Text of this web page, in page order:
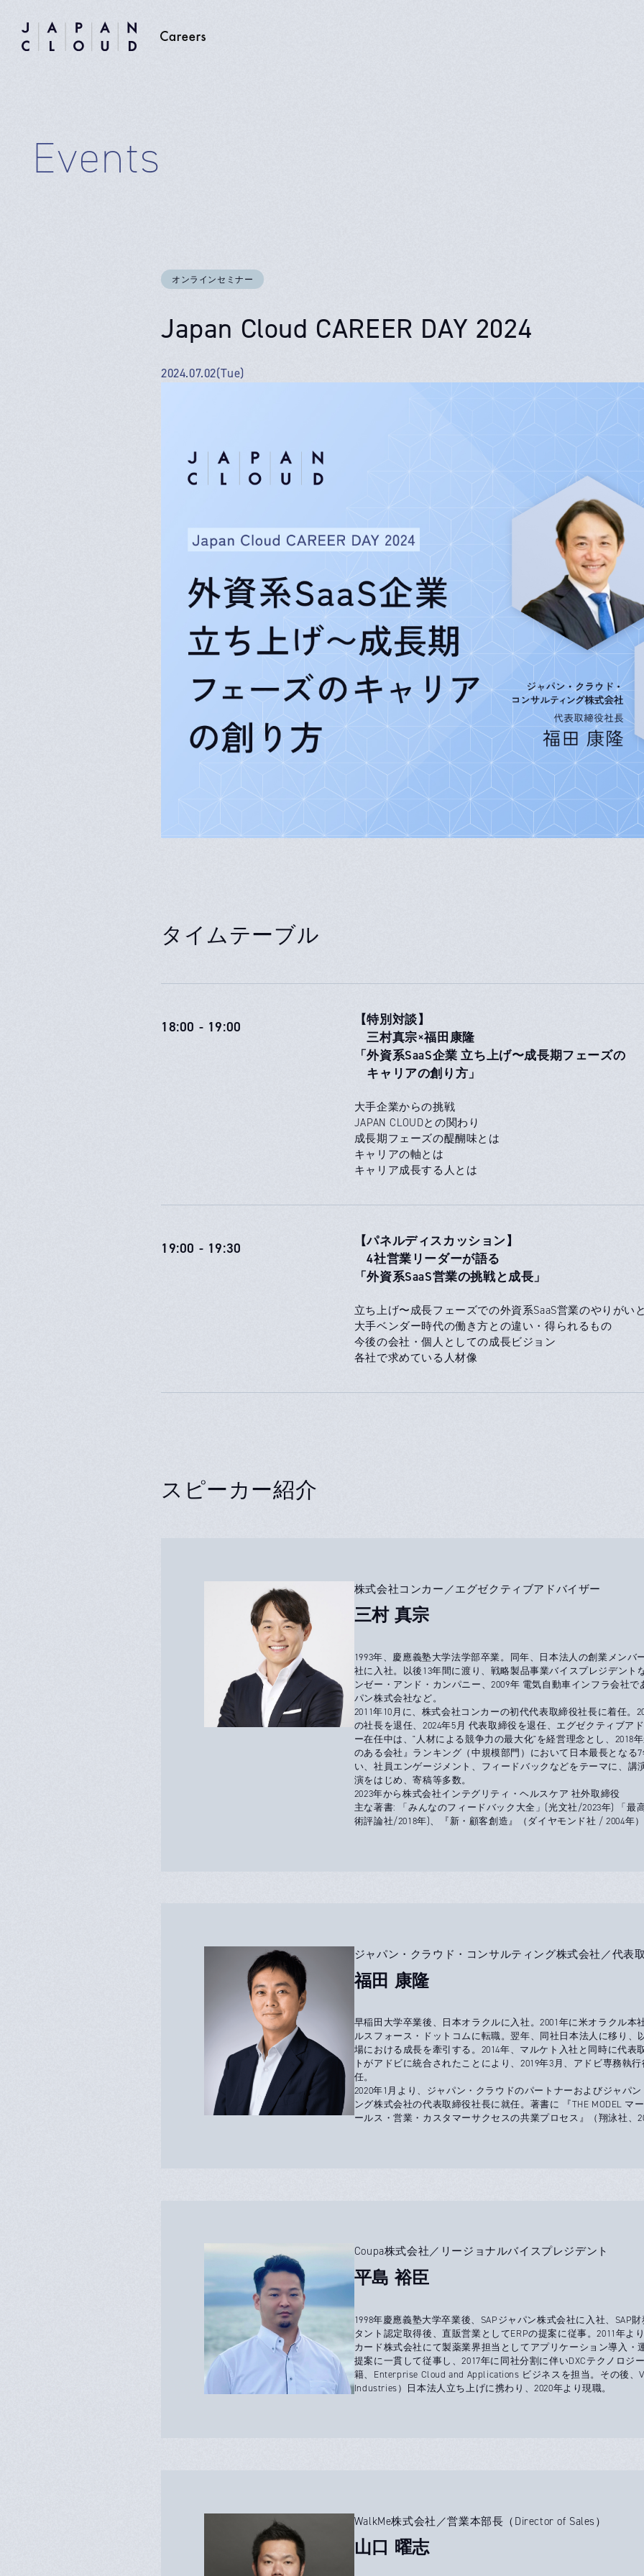
Events
オンラインセミナー
Japan Cloud CAREER DAY 2024
2024.07.02(Tue)
タイムテーブル
18:00 - 19:00
【特別対談】
三村真宗×福田康隆
「外資系SaaS企業 立ち上げ〜成長期フェーズの
キャリアの創り方」
大手企業からの挑戦
JAPAN CLOUDとの関わり
成長期フェーズの醍醐味とは
キャリアの軸とは
キャリア成長する人とは
19:00 - 19:30
【パネルディスカッション】
4社営業リーダーが語る
「外資系SaaS営業の挑戦と成長」
立ち上げ〜成長フェーズでの外資系SaaS営業のやりがい
大手ベンダー時代の働き方との違い・得られるもの
今後の会社・個人としての成長ビジョン
各社で求めている人材像
スピーカー紹介
株式会社コンカー／エグゼクティブアドバイザー
三村 真宗
1993年、慶應義塾大学法学部卒業。同年、日本法人の創業メンバ
社に入社。以後13年間に渡り、戦略製品事業バイスプレジデント
ンゼー・アンド・カンパニー、2009年 電気自動車インフラ会社
パン株式会社など。
2011年10月に、株式会社コンカーの初代代表取締役社長に着任。
の社長を退任、2024年5月 代表取締役を退任、エグゼクティブア
ー在任中は、"人材による競争力の最大化"を経営理念とし、2018
のある会社』ランキング（中規模部門）において日本最長となる
い、社員エンゲージメント、フィードバックなどをテーマに、講
演をはじめ、寄稿等多数。
2023年から株式会社インテグリティ・ヘルスケア 社外取締役
主な著書: 「みんなのフィードバック大全」(光文社/2023年) 「最
術評論社/2018年)、『新・顧客創造』（ダイヤモンド社 / 2004年
ジャパン・クラウド・コンサルティング株式会社／代表
福田 康隆
早稲田大学卒業後、日本オラクルに入社。2001年に米オラクル本
ルスフォース・ドットコムに転職。翌年、同社日本法人に移り、
場における成長を牽引する。2014年、マルケト入社と同時に代表
トがアドビに統合されたことにより、2019年3月、アドビ専務執
任。
2020年1月より、ジャパン・クラウドのパートナーおよびジャパ
ング株式会社の代表取締役社長に就任。著書に 『THE MODEL マ
ールス・営業・カスタマーサクセスの共業プロセス』（翔泳社、
Coupa株式会社／リージョナルバイスプレジデント
平島 裕臣
1998年慶應義塾大学卒業後、SAPジャパン株式会社に入社、SAP
タント認定取得後、直販営業としてERPの提案に従事。2011年よ
カード株式会社にて製薬業界担当としてアプリケーション導入・
提案に一貫して従事し、2017年に同社分割に伴いDXCテクノロジ
籍、Enterprise Cloud and Applications ビジネスを担当。その後、
Industries）日本法人立ち上げに携わり、2020年より現職。
WalkMe株式会社／営業本部長（Director of Sales）
山口 曜志